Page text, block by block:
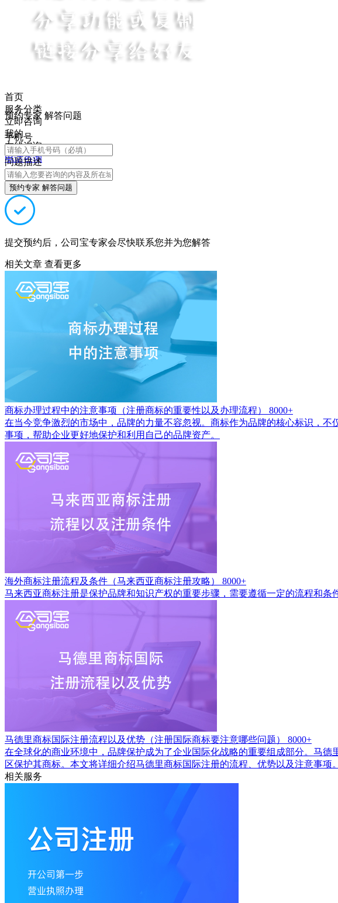
首页
服务分类
立即咨询
我的
在线咨询
电话咨询
预约专家 解答问题
手机号
问题描述
预约专家 解答问题
提交预约后，公司宝专家会尽快联系您并为您解答
相关文章 查看更多
商标办理过程中的注意事项（注册商标的重要性以及办理流程）
8000+
在当今竞争激烈的市场中，品牌的力量不容忽视。商标作为品牌的核心标识，
事项，帮助企业更好地保护和利用自己的品牌资产。
海外商标注册流程及条件（马来西亚商标注册攻略）
8000+
马来西亚商标注册是保护品牌和知识产权的重要步骤，需要遵循一定的流程和
马德里商标国际注册流程以及优势（注册国际商标要注意哪些问题）
8000+
在全球化的商业环境中，品牌保护成为了企业国际化战略的重要组成部分。马
区保护其商标。本文将详细介绍马德里商标国际注册的流程、优势以及注意事项。
相关服务